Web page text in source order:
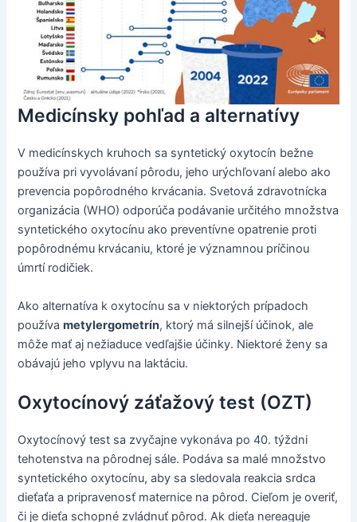
Medicínsky pohľad a alternatívy
V medicínskych kruhoch sa syntetický oxytocín bežne
používa pri vyvolávaní pôrodu, jeho urýchľovaní alebo ako
prevencia popôrodného krvácania. Svetová zdravotnícka
organizácia (WHO) odporúča podávanie určitého množstva
syntetického oxytocínu ako preventívne opatrenie proti
popôrodnému krvácaniu, ktoré je významnou príčinou
úmrtí rodičiek.
Ako alternatíva k oxytocínu sa v niektorých prípadoch
používametylergometrín, ktorý má silnejší účinok, ale
môže mať aj nežiaduce vedľajšie účinky. Niektoré ženy sa
obávajú jeho vplyvu na laktáciu.
Oxytocínový záťažový test (OZT)
Oxytocínový test sa zvyčajne vykonáva po 40. týždni
tehotenstva na pôrodnej sále. Podáva sa malé množstvo
syntetického oxytocínu, aby sa sledovala reakcia srdca
dieťaťa a pripravenosť maternice na pôrod. Cieľom je overiť,
či je dieťa schopné zvládnuť pôrod. Ak dieťa nereaguje